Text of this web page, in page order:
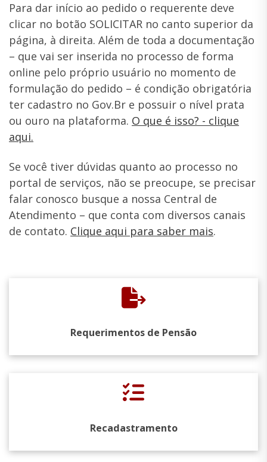
Para dar início ao pedido o requerente deve
clicar no botão SOLICITAR no canto superior da
página, à direita. Além de toda a documentação
– que vai ser inserida no processo de forma
online pelo próprio usuário no momento de
formulação do pedido – é condição obrigatória
ter cadastro no Gov.Br e possuir o nível prata
ou ouro na plataforma. O que é isso? - clique
aqui.
Se você tiver dúvidas quanto ao processo no
portal de serviços, não se preocupe, se precisar
falar conosco busque a nossa Central de
Atendimento – que conta com diversos canais
de contato. Clique aqui para saber mais.
Requerimentos de Pensão
Recadastramento